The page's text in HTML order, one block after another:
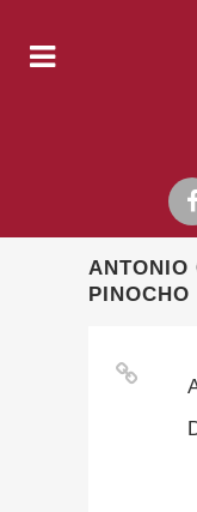
ANTONIO
PINOCHO